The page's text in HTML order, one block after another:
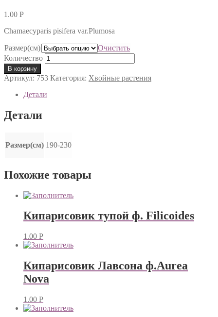
1.00 Р
Chamaecyparis pisifera var.Plumosa
Размер(см)
Очистить
Количество
В корзину
Артикул: 753 Категория: Хвойные растения
Детали
Детали
Размер(см) 190-230
Похожие товары
Кипарисовик тупой ф. Filicoides
1.00 Р
Кипарисовик Лавсона ф.Aurea
Nova
1.00 Р